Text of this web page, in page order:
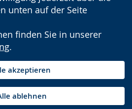
unten auf der Seite
finden Sie in unserer
.
akzeptieren
ablehnen